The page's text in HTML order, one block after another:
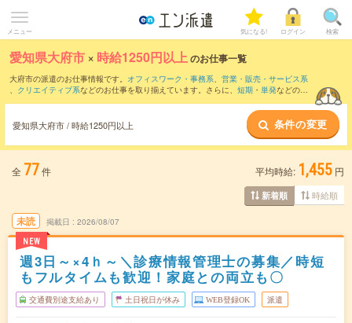
メニュー 気になる! ログイン 検索
愛知県大府市 × 時給1250円以上のお仕事一覧
大府市の派遣のお仕事情報です。 オフィスワーク・事務系、 営業・販売・サービス系
、 クリエイティブ系などのお仕事を取り揃えています。さらに、 短期 ・ 単発などの期
愛知県大府市 / 時給1250円以上 条件の変更
全 77件 平均時給: 1,455 円
新着順 時給順
未読
NEW
掲載日 2026/08/07
週3日～×4ｈ～＼診療情報管理士の募集／時短
もフルタイムも歓迎！家庭との両立も〇
交通費別途支給あり 土日祝日が休み WEB登録OK 派遣